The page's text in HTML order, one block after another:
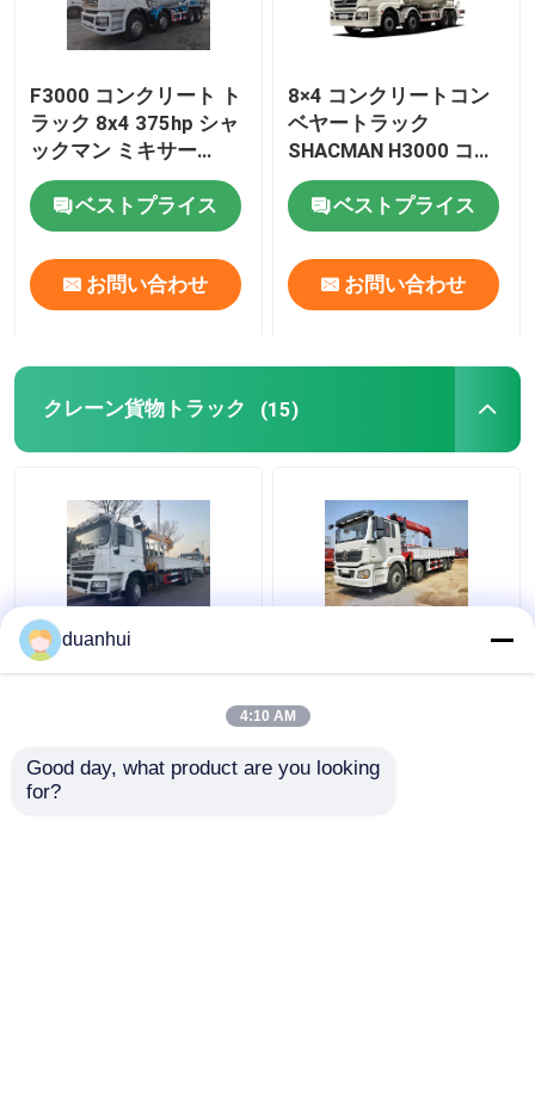
F3000 コンクリート ト
ラック 8x4 375hp シャ
ックマン ミキサー
EuroV ホワイト
ベストプライス
お問い合わせ
8×4 コンクリートコン
ベヤートラック
SHACMAN H3000 コン
クリートトランジット
ミキサー 375HP 白
ベストプライス
お問い合わせ
クレーン貨物トラック (15)
F3000 6x4 クレーン ト
ラック SHACMAN ブー
ム トラック 375hp ユー
ベストプライス
ーン 貨物 トラック 8x4
380hp グレープ ソー ト
ラック EuroII
ベストプライス
duanhui
4:10 AM
Good day, what product are you looking
for?